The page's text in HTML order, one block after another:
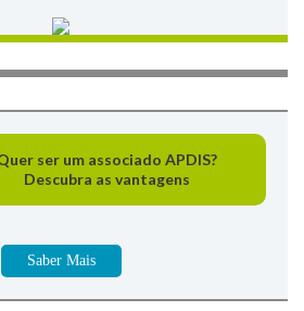
ser um associado APDIS?
Descubra as vantagens
Saber Mais